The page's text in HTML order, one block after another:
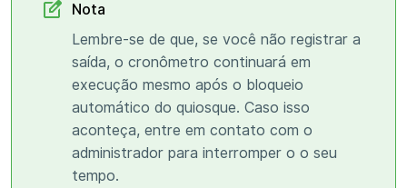
Nota
Lembre-se de que, se você não registrar a
saída, o cronômetro continuará em
execução mesmo após o bloqueio
automático do quiosque. Caso isso
aconteça, entre em contato com o
administrador para interromper o o seu
tempo.